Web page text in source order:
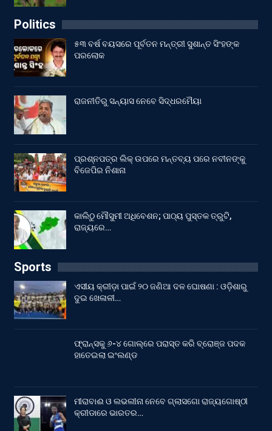
Politics
୫୩ ବର୍ଷ ବୟସରେ ପୂର୍ବତନ ମନ୍ତ୍ରୀ ସୁଶାନ୍ତ ସିଂହଙ୍କ
ପରଲୋକ
ରାଜନୀତିରୁ ସନ୍ୟାସ ନେବେ ସିଦ୍ଧରମୈୟା
ପ୍ରଶ୍ନପତ୍ର ଲିକ୍ ଉପରେ ମନ୍ତବ୍ୟ ପରେ ନବୀନଙ୍କୁ
ବିଜେପିର ନିଶାନା
କାଲିଠୁ ମୌସୁମୀ ଅଧିବେଶନ; ପାଠ୍ୟ ପୁସ୍ତକ ତ୍ରୁଟି,
ରାଜ୍ୟରେ…
Sports
ଏସୀୟ କ୍ରୀଡ଼ା ପାଇଁ ୨୦ ଜଣିଆ ଦଳ ଘୋଷଣା : ଓଡ଼ିଶାରୁ
ଦୁଇ ଖେଳାଳୀ…
ଫ୍ରାନ୍ସକୁ ୬-୪ ଗୋଲ୍‌ରେ ପରାସ୍ତ କରି ବ୍ରୋଞ୍ଜ ପଦକ
ହାତେଇଲା ଇଂଲଣ୍ଡ
ମୀରାବାଈ ଓ ଲଭଲୀନା ନେବେ ଗ୍ଲାସଗୋ ରାଜ୍ୟଗୋଷ୍ଠୀ
କ୍ରୀଡାରେ ଭାରତର…